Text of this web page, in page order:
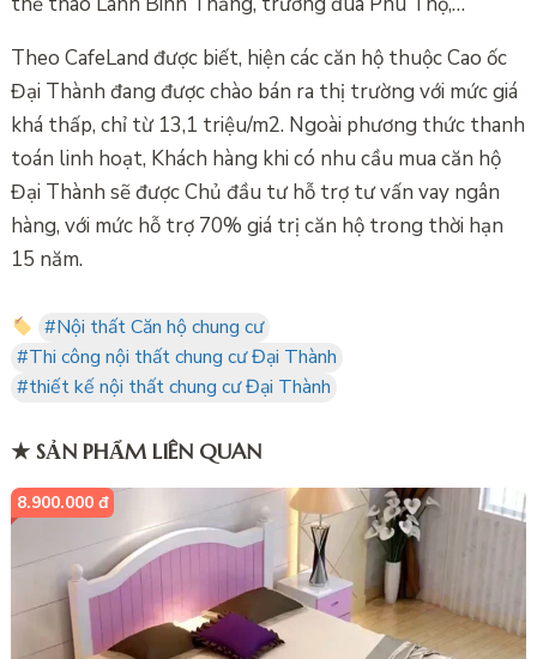
Theo CafeLand được biết, hiện các căn hộ thuộc Cao ốc
Đại Thành đang được chào bán ra thị trường với mức giá
khá thấp, chỉ từ 13,1 triệu/m2. Ngoài phương thức thanh
toán linh hoạt, Khách hàng khi có nhu cầu mua căn hộ
Đại Thành sẽ được Chủ đầu tư hỗ trợ tư vấn vay ngân
hàng, với mức hỗ trợ 70% giá trị căn hộ trong thời hạn
15 năm.
#Nội thất Căn hộ chung cư
#Thi công nội thất chung cư Đại Thành
#thiết kế nội thất chung cư Đại Thành
★ SẢN PHẨM LIÊN QUAN
8.900.000 đ